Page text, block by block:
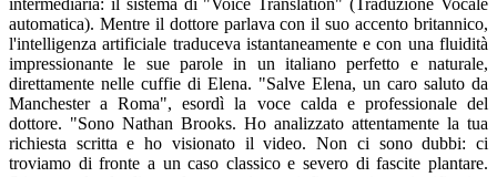
automatica). Mentre il dottore parlava con il suo accento britannico,
l'intelligenza artificiale traduceva istantaneamente e con una fluidità
impressionante le sue parole in un italiano perfetto e naturale,
direttamente nelle cuffie di Elena. "Salve Elena, un caro saluto da
Manchester a Roma", esordì la voce calda e professionale del
dottore. "Sono Nathan Brooks. Ho analizzato attentamente la tua
richiesta scritta e ho visionato il video. Non ci sono dubbi: ci
troviamo di fronte a un caso classico e severo di fascite plantare.